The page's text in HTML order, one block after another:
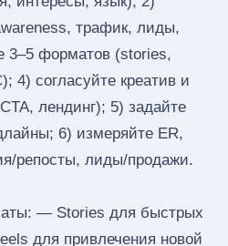
трафик, лиды,
3–5 форматов (stories,
4) согласуйте креатив и
лендинг); 5) задайте
6) измеряйте ER,
репосты, лиды/продажи.
— Stories для быстрых
для привлечения новой